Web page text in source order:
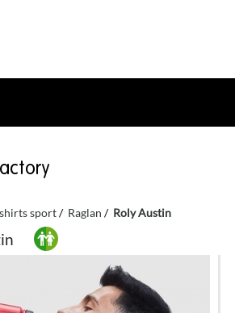
sport Raglan Roly Austin